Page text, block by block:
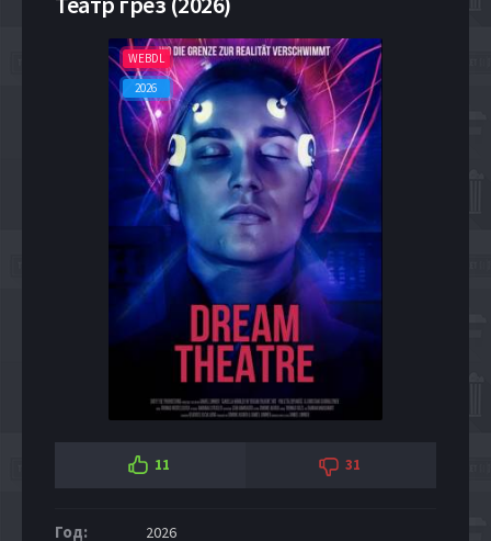
WEBDL
2026
11 31
Год: 2026